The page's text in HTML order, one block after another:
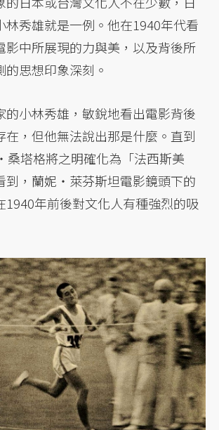
林秀雄就是一例。他在1940年代看
影中所展現的力與美，以及背後所
思想印象深刻。
的小林秀雄，敏銳地看出電影背後
在，但他無法說出那是什麼。直到
桑塔格將之明確化為「法西斯美
到，蘭妮・萊芬斯坦電影鏡頭下的
1940年前後對文化人有種強烈的吸